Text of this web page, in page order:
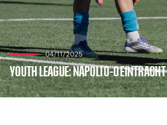
04/11/2025
YOUTH LEAGUE: NAPOLI 0-0 EINTRACHT